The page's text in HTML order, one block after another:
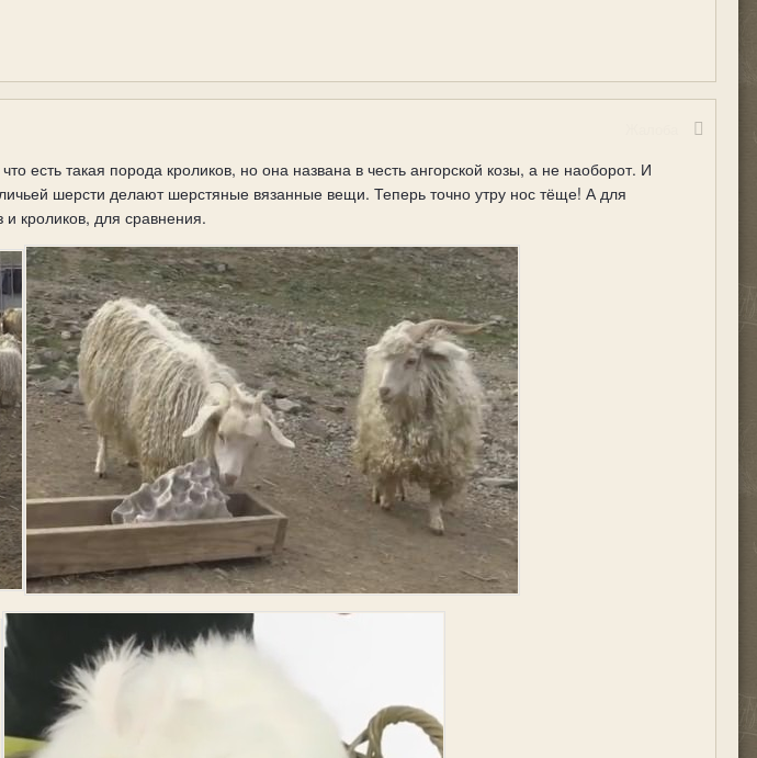
есть такая порода кроликов, но она названа в честь ангорской козы, а не наоборот. И
шерсти делают шерстяные вязанные вещи. Теперь точно утру нос тёще! А для
и кроликов, для сравнения.